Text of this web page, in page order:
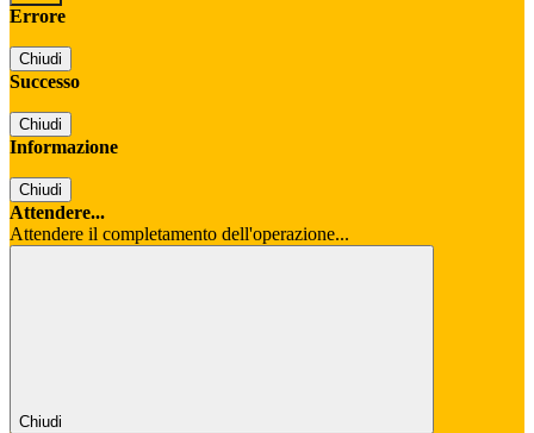
Errore
Chiudi
Successo
Chiudi
Informazione
Chiudi
Attendere...
Attendere il completamento dell'operazione...
Chiudi